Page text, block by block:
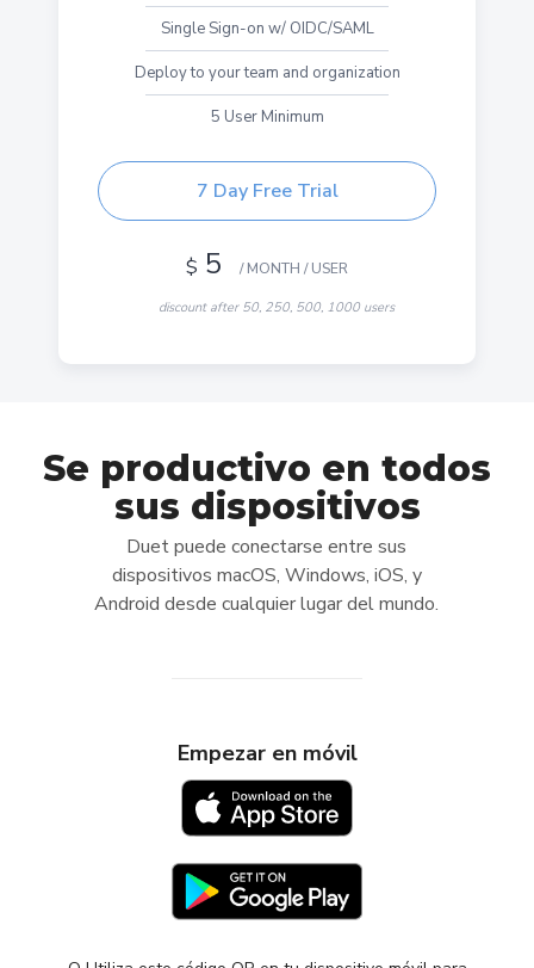
Single Sign-on w/ OIDC/SAML
Deploy to your team and organization
5 User Minimum
7 Day Free Trial
$ 5 / MONTH / USER
discount after 50, 250, 500, 1000 users
DUET STARTER
Use your iPad, iPhone or Android device as a
Wired second display
Mac or PC connecting to another Mac or PC not
Works with Windows and Mac
Buy Now
$149 $ 104.30
Se productivo en todos
sus dispositivos
Duet puede conectarse entre sus
dispositivos macOS, Windows, iOS, y
Android desde cualquier lugar del mundo.
Empezar en móvil